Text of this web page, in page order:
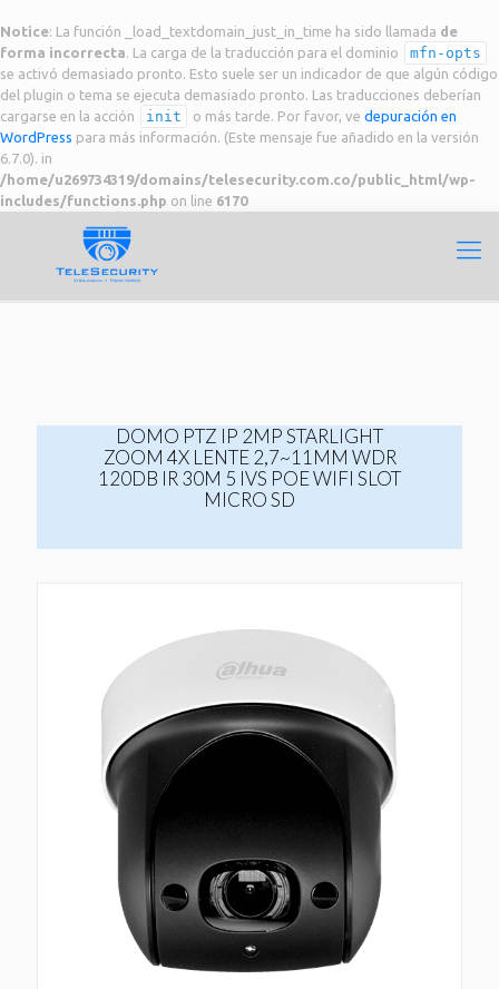
Notice: La función _load_textdomain_just_in_time ha sido llamada de
forma incorrecta. La carga de la traducción para el dominio mfn-opts
se activó demasiado pronto. Esto suele ser un indicador de que algún código
del plugin o tema se ejecuta demasiado pronto. Las traducciones deberían
cargarse en la acción
init o más tarde. Por favor, ve depuración en
WordPress para más información. (Este mensaje fue añadido en la versión
6.7.0). in
/home/u269734319/domains/telesecurity.com.co/public_html/wp-
includes/functions.php on line 6170
DOMO PTZ IP 2MP STARLIGHT
ZOOM 4X LENTE 2,7~11MM WDR
120DB IR 30M 5 IVS POE WIFI SLOT
MICRO SD